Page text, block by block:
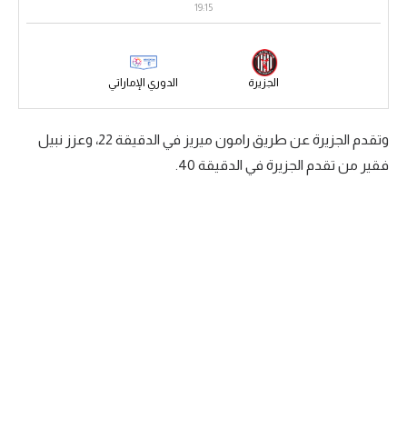
كرة السلة الأمريكية
كرة سلة
19:15
الجزيرة الدوري الإماراتي
وتقدم الجزيرة عن طريق رامون ميريز في الدقيقة 22، وعزز نبيل
فقير من تقدم الجزيرة في الدقيقة 40.